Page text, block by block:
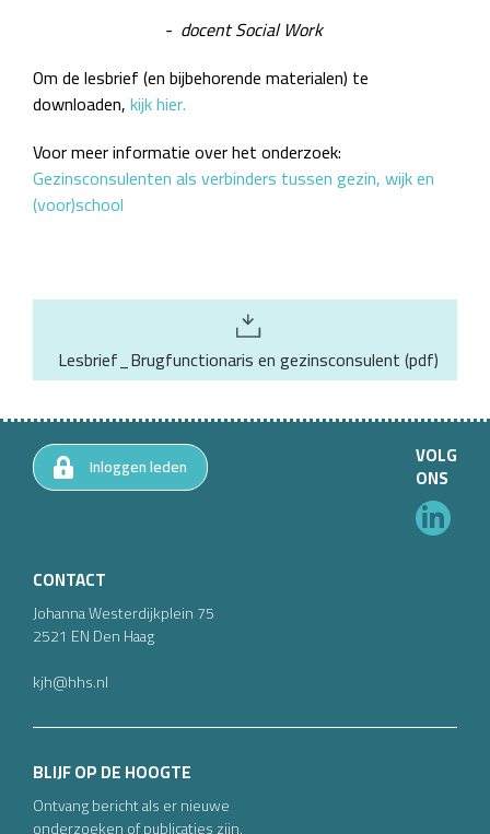
- docent Social Work
Om de lesbrief (en bijbehorende materialen) te
downloaden,kijk hier.
Voor meer informatie over het onderzoek:
Gezinsconsulenten als verbinders tussen gezin, wijk en
(voor)school
Lesbrief_Brugfunctionaris en gezinsconsulent(pdf)
CONTACT
Johanna Westerdijkplein75
2521 ENDen Haag
kjh@hhs.nl
Inloggen leden
BLIJF OP DE HOOGTE
Ontvang bericht als er nieuwe
VOLG
ONS